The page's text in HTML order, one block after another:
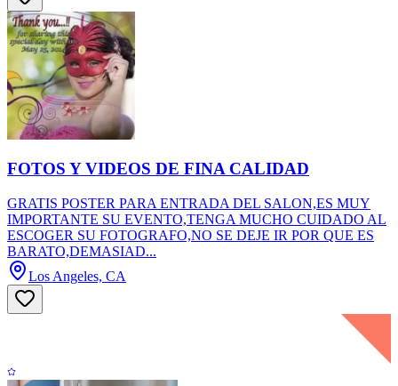
FOTOS Y VIDEOS DE FINA CALIDAD
GRATIS POSTER PARA ENTRADA DEL SALON,ES MUY
IMPORTANTE SU EVENTO,TENGA MUCHO CUIDADO AL
ESCOGER SU FOTOGRAFO,NO SE DEJE IR POR QUE ES
BARATO,DEMASIAD...
Los Angeles, CA